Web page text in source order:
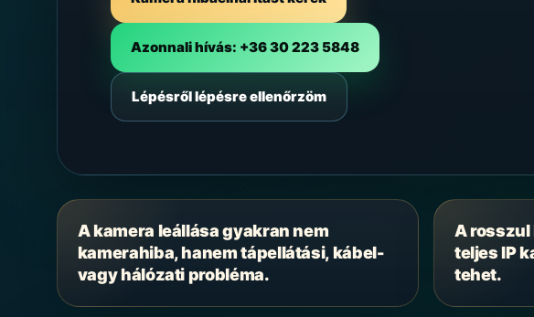
Azonnali hívás: +36 30 223 5848
Lépésről lépésre ellenőrzöm
A kamera leállása gyakran nem
kamerahiba, hanem tápellátási, kábel-
vagy hálózati probléma.
A
teljes IP
tehet.